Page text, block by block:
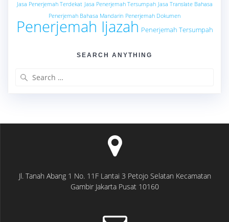
Jasa Penerjemah Terdekat Jasa Penerjemah Tersumpah Jasa Translate Bahasa
Penerjemah Bahasa Mandarin Penerjemah Dokumen
Penerjemah Ijazah Penerjemah Tersumpah
SEARCH ANYTHING
Jl. Tanah Abang 1 No. 11F Lantai 3 Petojo Selatan Kecamatan
Gambir Jakarta Pusat 10160